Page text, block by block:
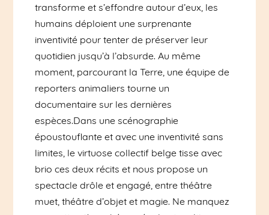
transforme et s’effondre autour d’eux, les
humains déploient une surprenante
inventivité pour tenter de préserver leur
quotidien jusqu’à l’absurde. Au même
moment, parcourant la Terre, une équipe de
reporters animaliers tourne un
documentaire sur les dernières
espèces.Dans une scénographie
époustouflante et avec une inventivité sans
limites, le virtuose collectif belge tisse avec
brio ces deux récits et nous propose un
spectacle drôle et engagé, entre théâtre
muet, théâtre d’objet et magie. Ne manquez